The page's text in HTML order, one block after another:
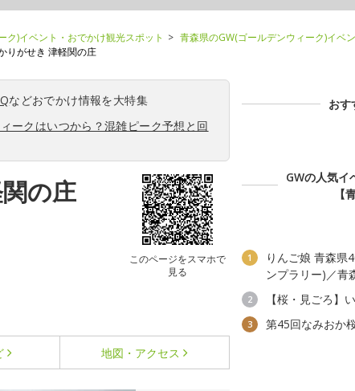
ク)イベント・おでかけ観光スポット
青森県のGW(ゴールデンウィーク)イベ
りがせき 津軽関の庄
などおでかけ情報を大特集
ークはいつから？混雑ピーク予想と回
の庄
このページをスマホで
見る
地図・アクセス
おす
GWの人気イ
【
1
りんご娘 青森県
ンプラリー)／青
2 【桜・見ごろ】
3
第45回なみおか